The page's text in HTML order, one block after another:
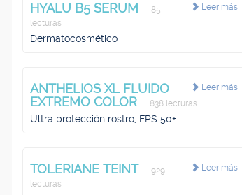
Leer más
HYALU B5 SERUM
85
lecturas
Dermatocosmético
Leer más
ANTHELIOS XL FLUIDO
EXTREMO COLOR
838 lecturas
Ultra protección rostro, FPS 50+
Leer más
TOLERIANE TEINT
929
lecturas